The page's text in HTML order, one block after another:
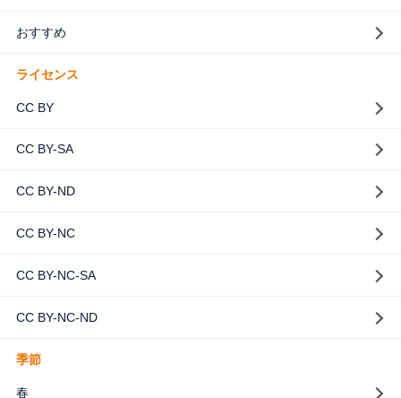
おすすめ
ライセンス
CC BY
CC BY-SA
CC BY-ND
CC BY-NC
CC BY-NC-SA
CC BY-NC-ND
季節
春